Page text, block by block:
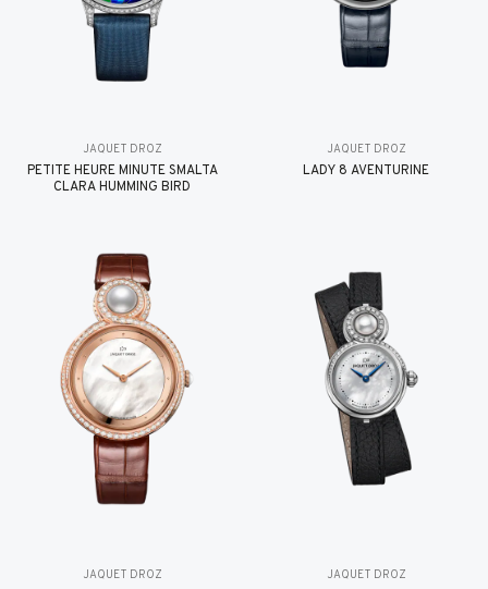
JAQUET DROZ
PETITE HEURE MINUTE SMALTA
CLARA HUMMING BIRD
JAQUET DROZ
LADY 8 AVENTURINE
JAQUET DROZ JAQUET DROZ